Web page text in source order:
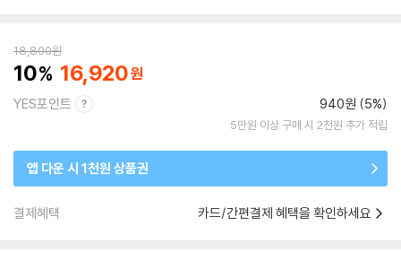
18,800원
10 16,920
YES포인트 940원 (5%)
5만원 이상 구매 시 2천원 추가 적립
앱 다운 시 1천원 상품권
결제혜택 카드/간편결제 혜택을 확인하세요